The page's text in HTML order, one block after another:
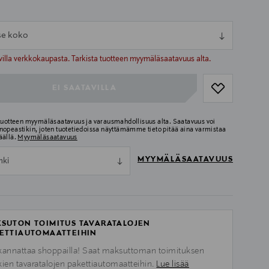
koko
verkkokaupasta. Tarkista tuotteen myymäläsaatavuus alta.
myymäläsaatavuus ja varausmahdollisuus alta. Saatavuus voi
joten tuotetiedoissa näyttämämme tieto pitää aina varmistaa
Myymäläsaatavuus
MYYMÄLÄSAATAVUUS
TOIMITUS TAVARATALOJEN
shoppailla! Saat maksuttoman toimituksen
tavaratalojen pakettiautomaatteihin. Lue lisää